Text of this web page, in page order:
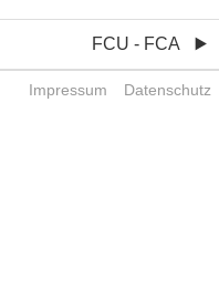
FCU - FCA
Impressum Datenschutz